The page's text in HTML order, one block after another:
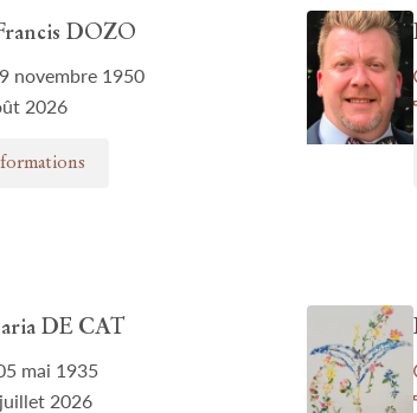
DOZO
novembre 1950
2026
DE CAT
mai 1935
2026